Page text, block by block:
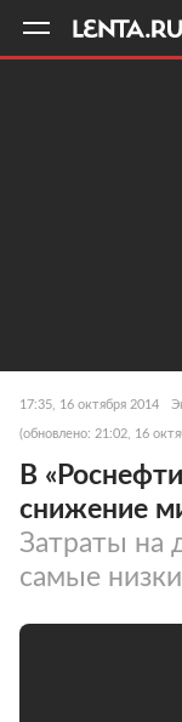
17:35, 16 октября 2014
(обновлено: 21:02, 16
В
снижение
Затраты на
самые